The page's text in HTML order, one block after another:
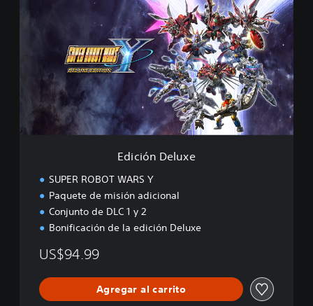
x
Edición Deluxe
SUPER ROBOT WARS Y
Paquete de misión adicional
Conjunto de DLC 1 y 2
Bonificación de la edición Deluxe
US$94.99
Agregar al carrito